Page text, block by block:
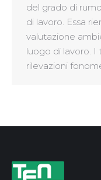
del grado di
di lavoro. Essa
valutazione
luogo di lavoro.
rilevazioni